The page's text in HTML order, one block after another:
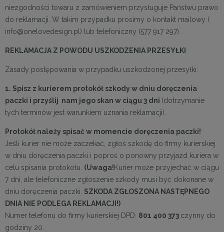
niezgodności towaru z zamówieniem przysługuje Państwu prawo
do reklamacji. W takim przypadku prosimy o kontakt mailowy (
info@onelovedesign.pl) lub telefoniczny (577 917 297).
REKLAMACJA Z POWODU USZKODZENIA PRZESYŁKI
Zasady postępowania w przypadku uszkodzonej przesyłki:
1. Spisz z kurierem protokół szkody w dniu doręczenia
paczki i przyślij nam jego skan w ciągu 3 dni (dotrzymanie
tych terminów jest warunkiem uznania reklamacji).
Protokół należy spisać w momencie doręczenia paczki!
Jeśli kurier nie może zaczekać, zgłoś szkodę do firmy kurierskiej
w dniu doręczenia paczki i poproś o ponowny przyjazd kuriera w
celu spisania protokołu. (Uwaga!Kurier może przyjechać w ciągu
7 dni, ale telefoniczne zgłoszenie szkody musi być dokonane w
dniu doręczenia paczki. SZKODA ZGŁOSZONA NASTĘPNEGO
DNIA NIE PODLEGA REKLAMACJI!)
Numer telefonu do firmy kurierskiej DPD: 801 400 373 czynny do
godziny 20.